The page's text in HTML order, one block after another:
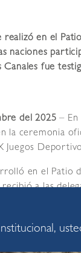
realizó en el
naciones
Canales fue
del 2025 – En
la ceremonia
Juegos
en el Patio
recibió a las
del Team